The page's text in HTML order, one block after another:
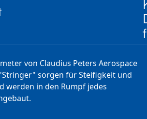
von Claudius Peters Aerospace
sorgen für Steifigkeit und
werden in den Rumpf jedes